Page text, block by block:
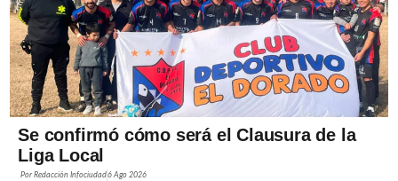
Se confirmó cómo será el Clausura de la
Liga Local
PorRedacción Infociudad6 Ago 2026